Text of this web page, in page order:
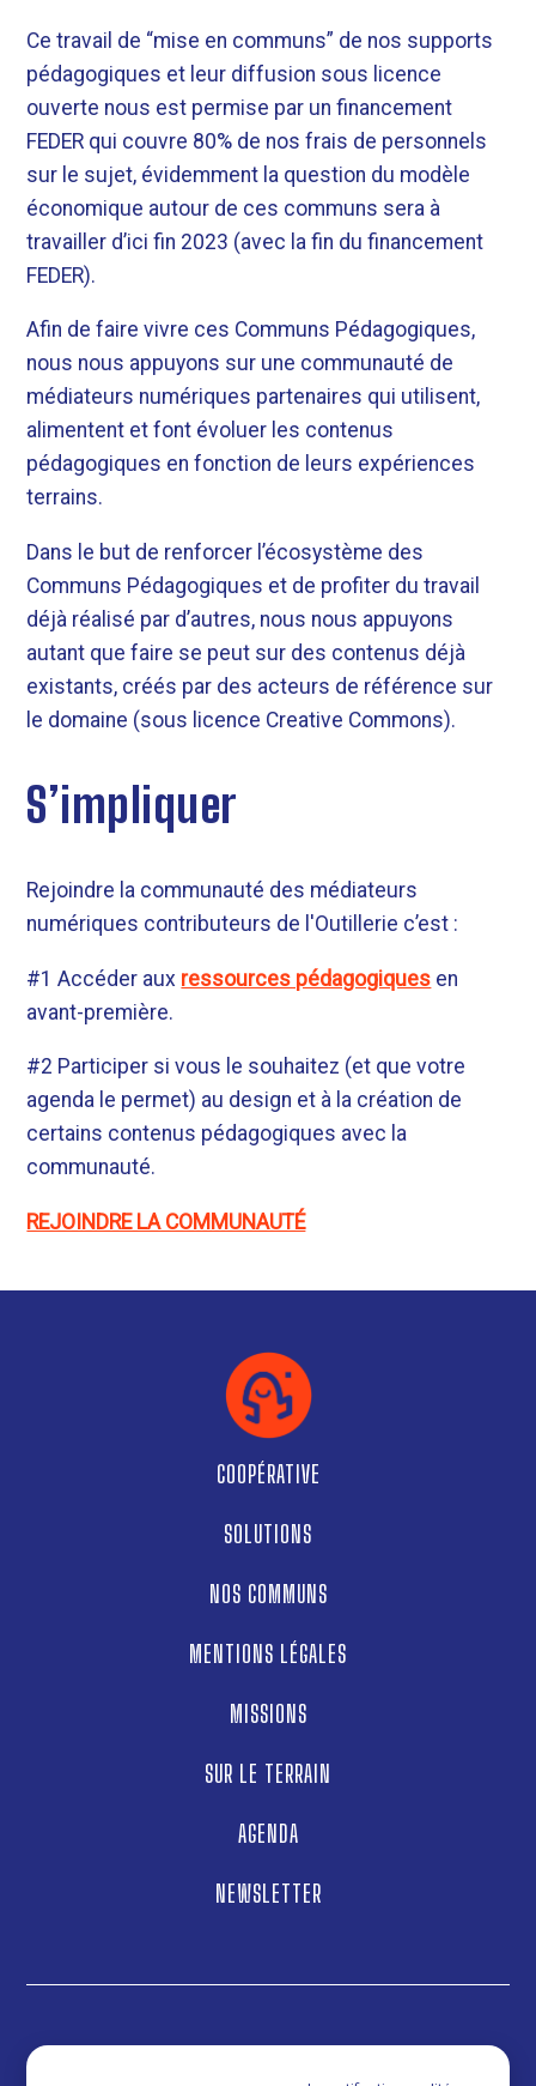
Ce travail de “mise en communs” de nos supports
pédagogiques et leur diffusion sous licence
ouverte nous est permise par un financement
FEDER qui couvre 80% de nos frais de personnels
sur le sujet, évidemment la question du modèle
économique autour de ces communs sera à
travailler d’ici fin 2023 (avec la fin du financement
FEDER).
Afin de faire vivre ces Communs Pédagogiques,
nous nous appuyons sur une communauté de
médiateurs numériques partenaires qui utilisent,
alimentent et font évoluer les contenus
pédagogiques en fonction de leurs expériences
terrains.
Dans le but de renforcer l’écosystème des
Communs Pédagogiques et de profiter du travail
déjà réalisé par d’autres, nous nous appuyons
autant que faire se peut sur des contenus déjà
existants, créés par des acteurs de référence sur
le domaine (sous licence Creative Commons).
S’impliquer
Rejoindre la communauté des médiateurs
numériques contributeurs de l'Outillerie c’est :
#1 Accéder aux ressources pédagogiques en
avant-première.
#2 Participer si vous le souhaitez (et que votre
agenda le permet) au design et à la création de
certains contenus pédagogiques avec la
communauté.
REJOINDRE LA COMMUNAUTÉ
COOPÉRATIVE
SOLUTIONS
NOS COMMUNS
MENTIONS LÉGALES
MISSIONS
SUR LE TERRAIN
AGENDA
NEWSLETTER